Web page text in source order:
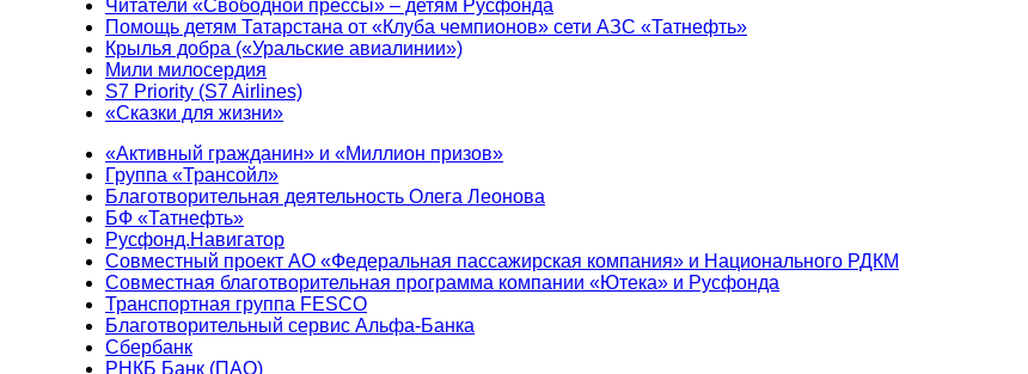
Читатели «Свободной прессы» – детям Русфонда
Помощь детям Татарстана от «Клуба чемпионов» сети АЗС «Татнефть»
Крылья добра («Уральские авиалинии»)
Мили милосердия
S7 Priority (S7 Airlines)
«Сказки для жизни»
«Активный гражданин» и «Миллион призов»
Группа «Трансойл»
Благотворительная деятельность Олега Леонова
БФ «Татнефть»
Русфонд.Навигатор
Совместный проект АО «Федеральная пассажирская компания» и Национального РДКМ
Совместная благотворительная программа компании «Ютека» и Русфонда
Транспортная группа FESCO
Благотворительный сервис Альфа-Банка
Сбербанк
РНКБ Банк (ПАО)